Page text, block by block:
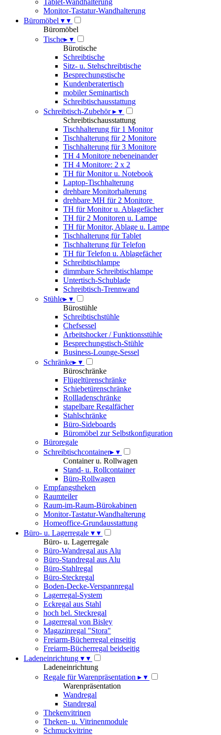
Tablet-Wandhalterung
Monitor-Tastatur-Wandhalterung
Büromöbel ▾ ▾
Büromöbel
Tische▸ ▾
Bürotische
Schreibtische
Sitz- u. Stehschreibtische
Besprechungstische
Kundenberatertisch
mobiler Seminartisch
Schreibtischausstattung
Schreibtisch-Zubehör▸ ▾
Schreibtischausstattung
Tischhalterung für 1 Monitor
Tischhalterung für 2 Monitore
Tischhalterung für 3 Monitore
TH 4 Monitore nebeneinander
TH 4 Monitore: 2 x 2
TH für Monitor u. Notebook
Laptop-Tischhalterung
drehbare Monitorhalterung
drehbare MH für 2 Monitore
TH für Monitor u. Ablagefächer
TH für 2 Monitoren u. Lampe
TH für Monitor, Ablage u. Lampe
Tischhalterung für Tablet
Tischhalterung für Telefon
TH für Telefon u. Ablagefächer
Schreibtischlampe
dimmbare Schreibtischlampe
Untertisch-Schublade
Schreibtisch-Trennwand
Stühle▸ ▾
Bürostühle
Schreibtischstühle
Chefsessel
Arbeitshocker / Funktionsstühle
Besprechungstisch-Stühle
Business-Lounge-Sessel
Schränke▸ ▾
Büroschränke
Flügeltürenschränke
Schiebetürenschränke
Rollladenschränke
stapelbare Regalfächer
Stahlschränke
Büro-Sideboards
Büromöbel zur Selbstkonfiguration
Büroregale
Schreibtischcontainer▸ ▾
Container u. Rollwagen
Stand- u. Rollcontainer
Büro-Rollwagen
Empfangstheken
Raumteiler
Raum-im-Raum-Bürokabinen
Monitor-Tastatur-Wandhalterung
Homeoffice-Grundausstattung
Büro- u. Lagerregale ▾ ▾
Büro- u. Lagerregale
Büro-Wandregal aus Alu
Büro-Standregal aus Alu
Büro-Stahlregal
Büro-Steckregal
Boden-Decke-Verspannregal
Lagerregal-System
Eckregal aus Stahl
hoch bel. Steckregal
Lagerregal von Bisley
Magazinregal "Stora"
Freiarm-Bücherregal einseitig
Freiarm-Bücherregal beidseitig
Ladeneinrichtung ▾ ▾
Ladeneinrichtung
Regale für Warenpräsentation ▸ ▾
Warenpräsentation
Wandregal
Standregal
Thekenvitrinen
Theken- u. Vitrinenmodule
Schmuckvitrine